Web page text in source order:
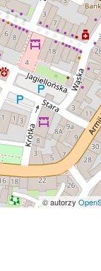
© autorzy